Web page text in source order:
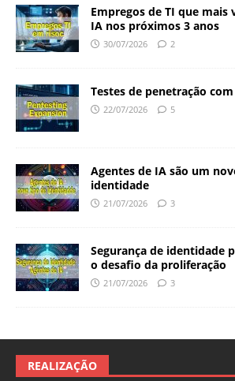
Empregos de TI que mais
IA nos próximos 3 anos
30/07/2026 2
Testes de penetração
22/07/2026 5
Agentes de IA são um
identidade
21/07/2026 3
Segurança de identidade
o desafio da proliferação
21/07/2026 3
REALIZAÇÃO